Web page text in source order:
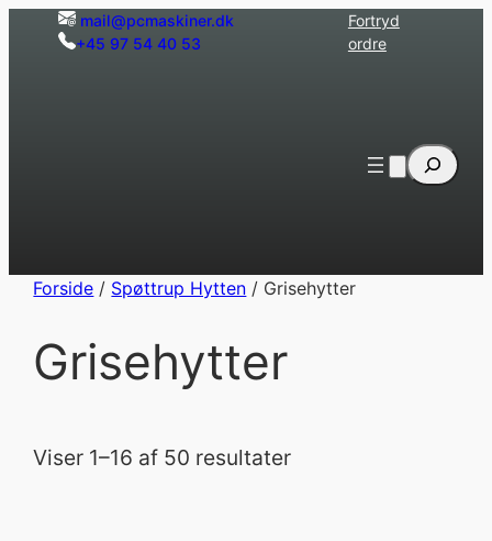
Spring mail@pcmaskiner.dk
+45 97 54 40 53
Fortryd
ordre
Søg
Forside / Spøttrup Hytten / Grisehytter
Grisehytter
Viser 1–16 af 50 resultater